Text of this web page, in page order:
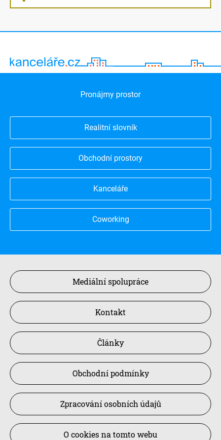
Pronájmy prostor
Realitní slovník
Obchodní prostory
Kanceláře
Coworking
Mediální spolupráce
Kontakt
Články
Obchodní podmínky
Zpracování osobních údajů
O cookies na tomto webu